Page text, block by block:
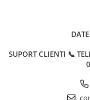
SUPORT CLIENTI 📞